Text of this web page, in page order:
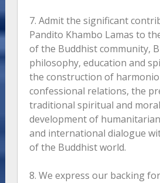
7. Admit the significant
Pandito Khambo Lamas to
of the Buddhist community,
philosophy, education and
the construction of
confessional relations, the
traditional spiritual and
development of
and international dialogue
of the Buddhist world.
8. We express our backing